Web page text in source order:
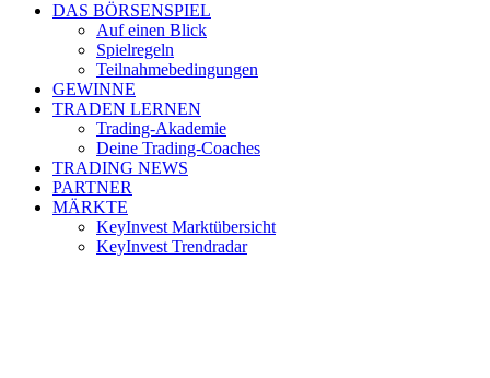
DAS BÖRSENSPIEL
Auf einen Blick
Spielregeln
Teilnahmebedingungen
GEWINNE
TRADEN LERNEN
Trading-Akademie
Deine Trading-Coaches
TRADING NEWS
PARTNER
MÄRKTE
KeyInvest Marktübersicht
KeyInvest Trendradar